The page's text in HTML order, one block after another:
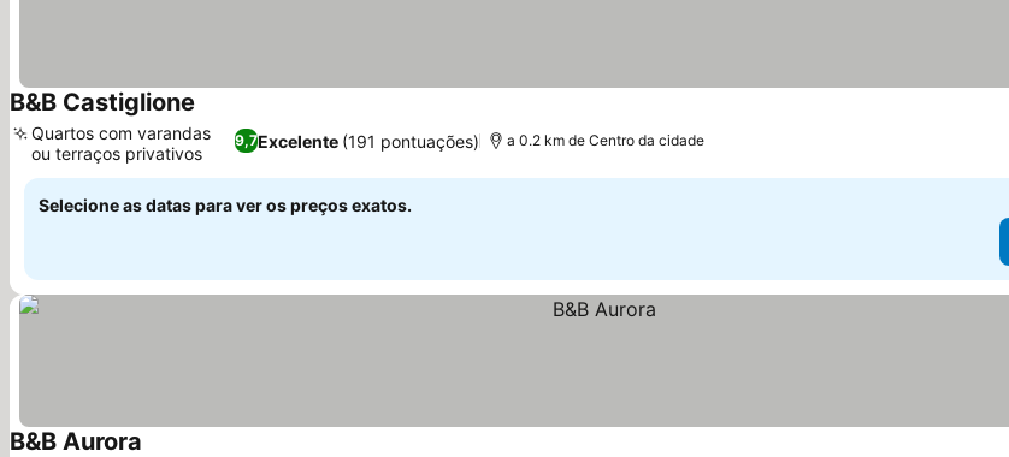
B&B Castiglione
9,7Excelente (191 pontuações)
Quartos com varandas
ou terraços privativos
a 0.2 km de Centro da cidade
Selecione as datas para ver os preços exatos.
B&B Aurora